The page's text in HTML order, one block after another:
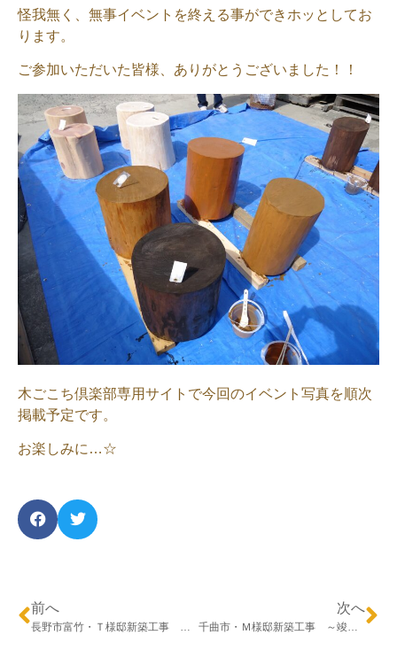
怪我無く、無事イベントを終える事ができホッとしてお
ります。
ご参加いただいた皆様、ありがとうございました！！
木ごこち倶楽部専用サイトで今回のイベント写真を順次
掲載予定です。
お楽しみに…☆
前へ 次へ